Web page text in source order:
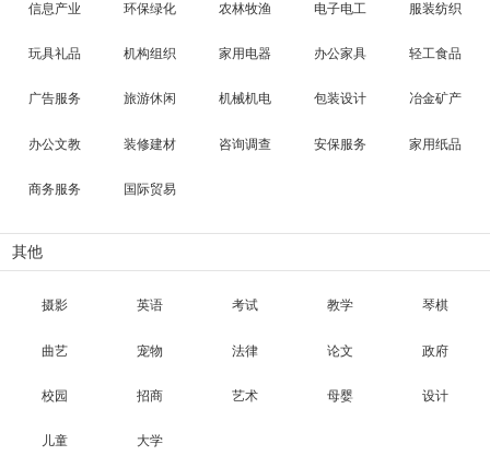
信息产业 环保绿化 农林牧渔 电子电工 服装纺织
玩具礼品 机构组织 家用电器 办公家具 轻工食品
广告服务 旅游休闲 机械机电 包装设计 冶金矿产
办公文教 装修建材 咨询调查 安保服务 家用纸品
商务服务 国际贸易
其他
摄影 英语 考试 教学 琴棋
曲艺 宠物 法律 论文 政府
校园 招商 艺术 母婴 设计
儿童 大学